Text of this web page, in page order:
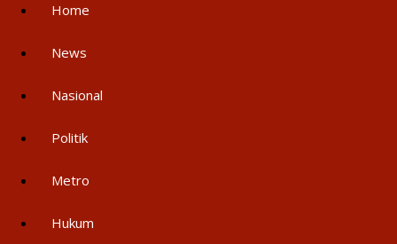
Home
News
Nasional
Politik
Metro
Hukum